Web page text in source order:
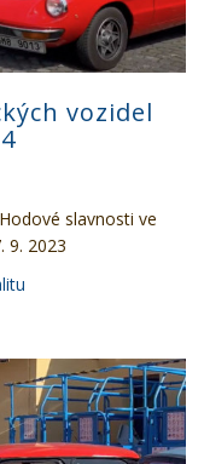
vozidel
slavnosti ve
9. 2023